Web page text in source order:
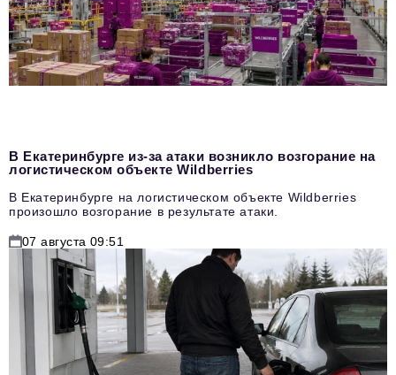
В Екатеринбурге из-за атаки возникло возгорание на
логистическом объекте Wildberries
В Екатеринбурге на логистическом объекте Wildberries
произошло возгорание в результате атаки.
07 августа 09:51